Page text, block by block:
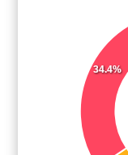
34.4%